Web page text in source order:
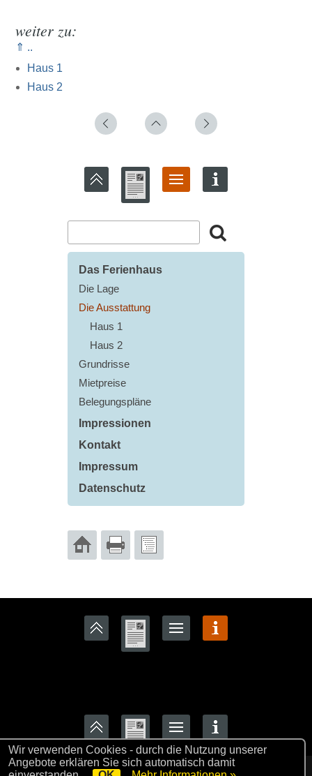
weiter zu:
⇑ ..
Haus 1
Haus 2
Das Ferienhaus
Die Lage
Die Ausstattung
Haus 1
Haus 2
Grundrisse
Mietpreise
Belegungspläne
Impressionen
Kontakt
Impressum
Datenschutz
Haus Pole Poppenspäler © 2023Login
Wir verwenden Cookies - durch die Nutzung unserer
Angebote erklären Sie sich automatisch damit